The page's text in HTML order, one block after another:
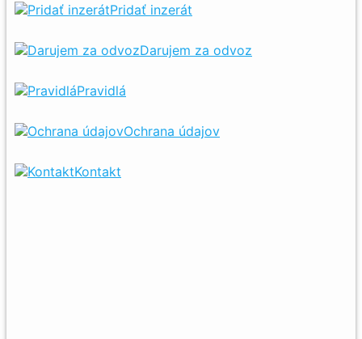
Pridať inzerát
Darujem za odvoz
Pravidlá
Ochrana údajov
Kontakt